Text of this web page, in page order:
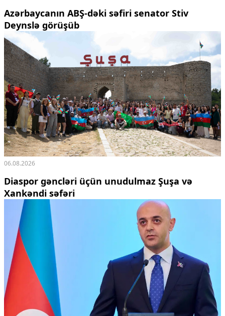
Azərbaycanın ABŞ-dəki səfiri senator Stiv
Deynslə görüşüb
06.08.2026
Diaspor gəncləri üçün unudulmaz Şuşa və
Xankəndi səfəri